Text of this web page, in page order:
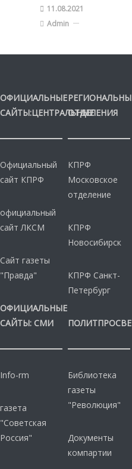
11.08.2021
Admin
ОФИЦИАЛЬНЫЕ
САЙТЫ:ЦЕНТРАЛЬНЫЕ
Официальный
сайт КПРФ
официальный
сайт ЛКСМ
Сайт газеты
"Правда"
ОФИЦИАЛЬНЫЕ
САЙТЫ: СМИ
Info-rm
газета
"Советская
Россия"
ОТДЕЛЕНИЯ
КПРФ
Московское
отделение
КПРФ
Новосибирск
КПРФ Санкт-
Петербург
Библиотека
газеты
"Революция"
Документы
компартии